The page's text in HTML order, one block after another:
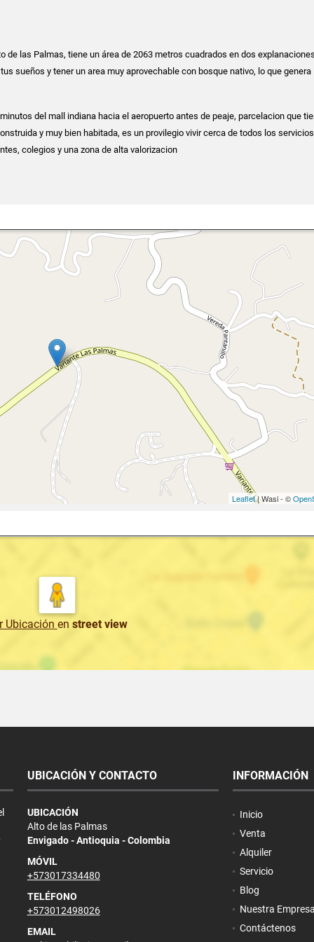
de las Palmas, tiene un área de 2063 metros cuadrados en dos
sueños y tener un area muy aprovechable con bosque nativo, lo que genera
del mall indiana hacia el aeropuerto antes de peaje, parcelacion que
y muy bien habitada, es un provilegio vivir cerca de todos los
colegios y una zona de alta valorizacion
Leaflet| Wasi - ©
Ubicación en street view
UBICACIÓN Y CONTACTO
UBICACIÓN
Alto de las Palmas
Envigado - Antioquia - Colombia
MÓVIL
+573017334480
TELÉFONO
+573012498026
EMAIL
INFORMACIÓN
Inicio
Venta
Alquiler
Servicio
Blog
Nuestra
Contáctenos